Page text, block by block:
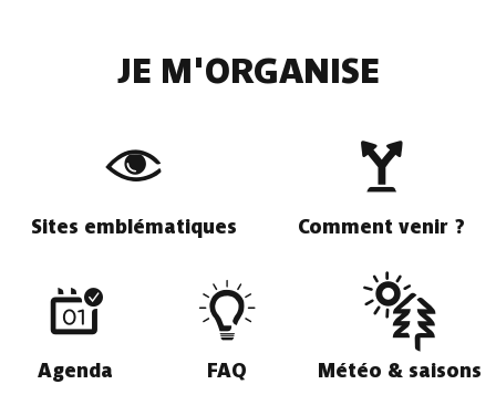
JE M'ORGANISE
Sites emblématiques Comment venir ?
Agenda FAQ Météo & saisons